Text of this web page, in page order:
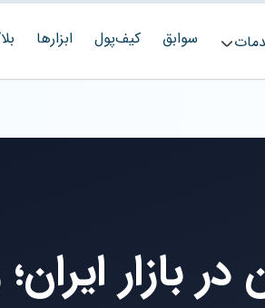
سوابق کیف‌پول ابزارها
بازار